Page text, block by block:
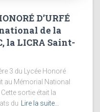
D’URFÉ
de la
la LICRA Saint-
3 du Lycée Honoré
au Mémorial National
sortie était la
du
Lire la suite…